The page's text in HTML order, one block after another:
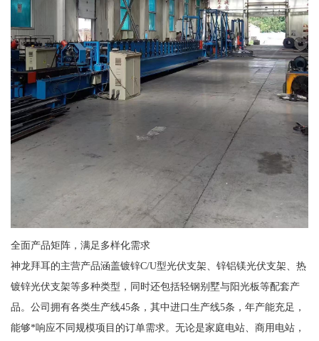
全面产品矩阵，满足多样化需求
神龙拜耳的主营产品涵盖镀锌C/U型光伏支架、锌铝镁光伏支架、热
镀锌光伏支架等多种类型，同时还包括轻钢别墅与阳光板等配套产
品。公司拥有各类生产线45条，其中进口生产线5条，年产能充足，
能够*响应不同规模项目的订单需求。无论是家庭电站、商用电站，